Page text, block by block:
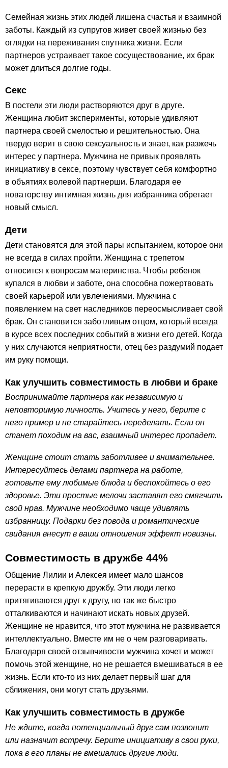
Семейная жизнь этих людей лишена счастья и взаимной
заботы. Каждый из супругов живет своей жизнью без
оглядки на переживания спутника жизни. Если
партнеров устраивает такое сосуществование, их брак
может длиться долгие годы.
Секс
В постели эти люди растворяются друг в друге.
Женщина любит эксперименты, которые удивляют
партнера своей смелостью и решительностью. Она
твердо верит в свою сексуальность и знает, как разжечь
интерес у партнера. Мужчина не привык проявлять
инициативу в сексе, поэтому чувствует себя комфортно
в объятиях волевой партнерши. Благодаря ее
новаторству интимная жизнь для избранника обретает
новый смысл.
Дети
Дети становятся для этой пары испытанием, которое они
не всегда в силах пройти. Женщина с трепетом
относится к вопросам материнства. Чтобы ребенок
купался в любви и заботе, она способна пожертвовать
своей карьерой или увлечениями. Мужчина с
появлением на свет наследников переосмысливает свой
брак. Он становится заботливым отцом, который всегда
в курсе всех последних событий в жизни его детей. Когда
у них случаются неприятности, отец без раздумий подает
им руку помощи.
Как улучшить совместимость в любви и браке
Воспринимайте партнера как независимую и
неповторимую личность. Учитесь у него, берите с
него пример и не старайтесь переделать. Если он
станет походим на вас, взаимный интерес пропадет.
Женщине стоит стать заботливее и внимательнее.
Интересуйтесь делами партнера на работе,
готовьте ему любимые блюда и беспокойтесь о его
здоровье. Эти простые мелочи заставят его смягчить
свой нрав. Мужчине необходимо чаще удивлять
избранницу. Подарки без повода и романтические
свидания внесут в ваши отношения эффект новизны.
Совместимость в дружбе 44%
Общение Лилии и Алексея имеет мало шансов
перерасти в крепкую дружбу. Эти люди легко
притягиваются друг к другу, но так же быстро
отталкиваются и начинают искать новых друзей.
Женщине не нравится, что этот мужчина не развивается
интеллектуально. Вместе им не о чем разговаривать.
Благодаря своей отзывчивости мужчина хочет и может
помочь этой женщине, но не решается вмешиваться в ее
жизнь. Если кто-то из них делает первый шаг для
сближения, они могут стать друзьями.
Как улучшить совместимость в дружбе
Не ждите, когда потенциальный друг сам позвонит
или назначит встречу. Берите инициативу в свои руки,
пока в его планы не вмешались другие люди.